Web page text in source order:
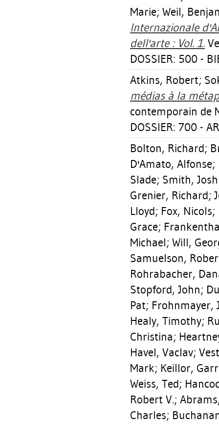
Marie; Weil,
Internazionale
dell'arte : Vol. 1.
DOSSIER: 500 -
Atkins, Robert;
médias à la
contemporain de
DOSSIER: 700 -
Bolton, Richard;
D'Amato, Alfonse;
Slade; Smith,
Grenier, Richard;
Lloyd; Fox, Nicols;
Grace;
Michael; Will,
Samuelson,
Rohrabacher,
Stopford, John;
Pat; Frohnmayer,
Healy, Timothy;
Christina;
Havel, Vaclav;
Mark; Keillor,
Weiss, Ted;
Robert V.;
Charles;